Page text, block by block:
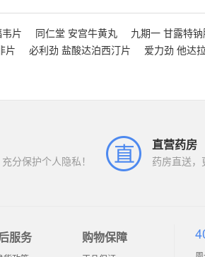
片 同仁堂 安宫牛黄丸 九期一 甘露特
片 必利劲 盐酸达泊西汀片 爱力劲 他达
分保护个人隐私！
直营药房
药房直送，
服务 购物保障